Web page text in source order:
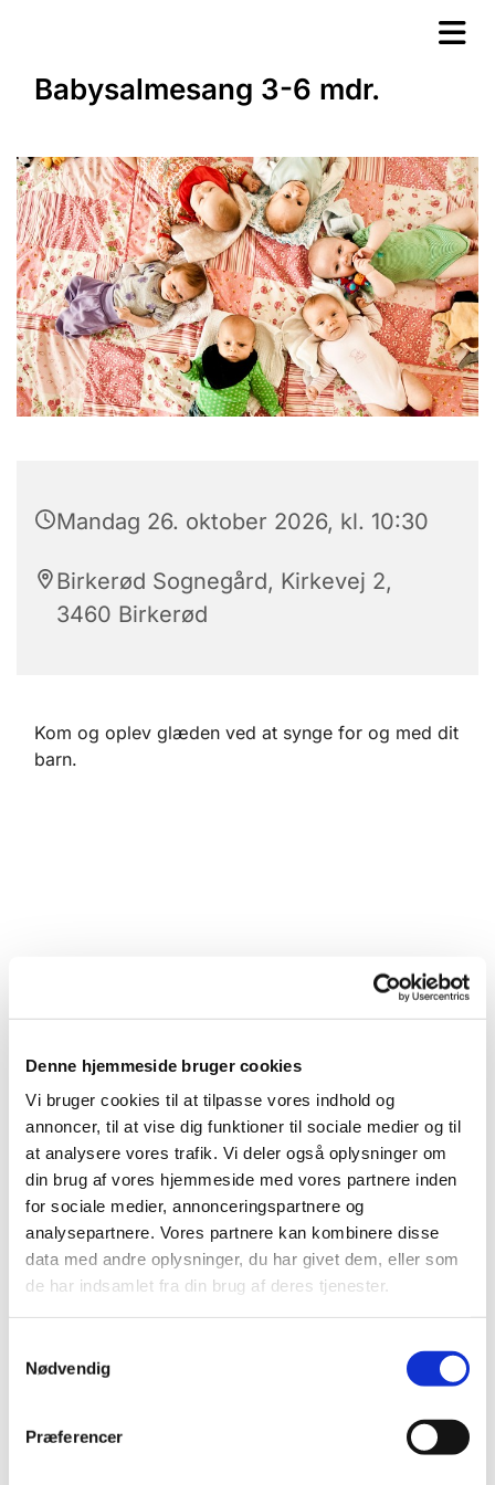
Denne hjemmeside bruger cookies
Vi bruger cookies til at tilpasse vores indhold og
annoncer, til at vise dig funktioner til sociale medier og til
at analysere vores trafik. Vi deler også oplysninger om
din brug af vores hjemmeside med vores partnere inden
for sociale medier, annonceringspartnere og
analysepartnere. Vores partnere kan kombinere disse
data med andre oplysninger, du har givet dem, eller som
de har indsamlet fra din brug af deres tjenester.
Nødvendig
Præferencer
Babysalmesang 3-6 mdr.
Mandag 26. oktober 2026, kl. 10:30
Birkerød Sognegård, Kirkevej 2,
3460 Birkerød
Kom og oplev glæden ved at synge for og med dit
barn.
Du vil måske også kunne
lide...